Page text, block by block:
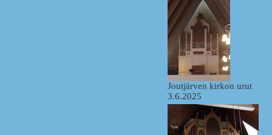
Joutjärven kirkon urut
3.6.2025